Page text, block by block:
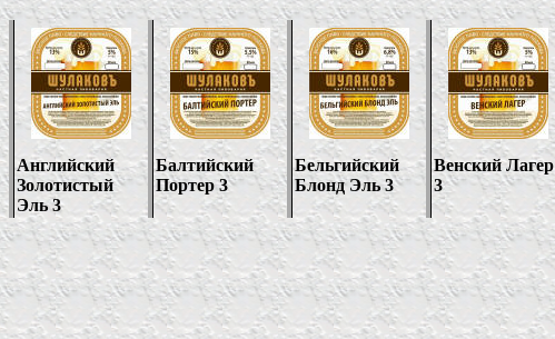
Английский
Золотистый
Эль 3
Балтийский
Портер 3
Бельгийский
Блонд Эль 3
Венский Лагер
3